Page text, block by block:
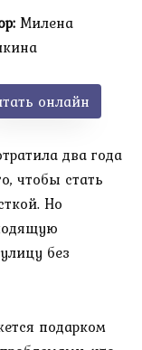
Милена
онлайн
два года
чтобы стать
Но
без
подарком